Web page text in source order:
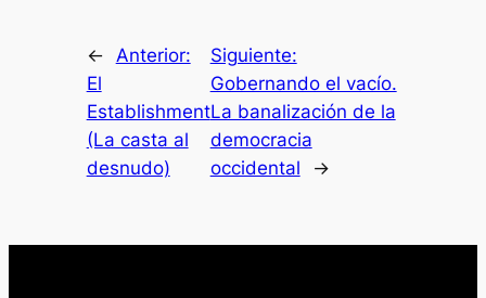
←
Anterior:
El
Establishment
(La casta al
desnudo)
Siguiente:
Gobernando el vacío.
La banalización de la
democracia
occidental
→